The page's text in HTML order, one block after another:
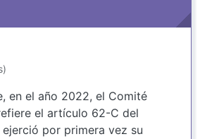
en el año 2022, el Comité
el artículo 62-C del
por primera vez su